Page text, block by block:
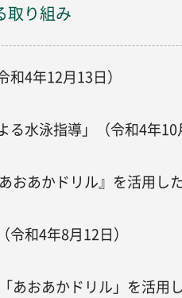
取り組み
4年12月13日）
る水泳指導」（令和4年10
おあかドリル』を活用し
和4年8月12日）
あおあかドリル」を活用